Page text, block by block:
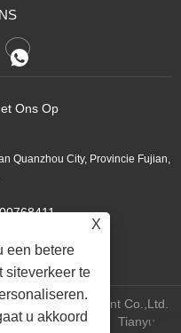
Ons Op
Quanzhou City, Provincie Fujian,
tech.com
Equipment Co.,Ltd.
SUPPORT:
Tianyu -
X
een betere
siteverkeer te
u akkoord